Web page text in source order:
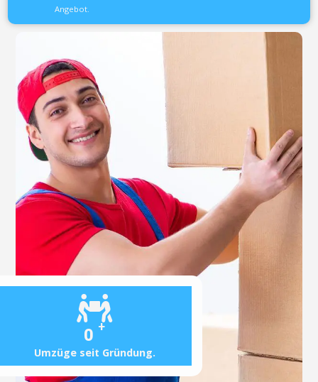
0 +
Umzüge seit Gründung.
Angebot.